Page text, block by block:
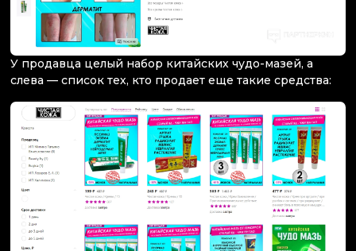
У продавца целый набор китайских чудо-мазей, а
слева — список тех, кто продает еще такие средства: